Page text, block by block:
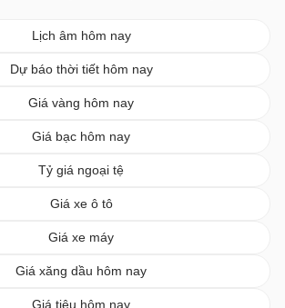
Lịch âm hôm nay
Dự báo thời tiết hôm nay
Giá vàng hôm nay
Giá bạc hôm nay
Tỷ giá ngoại tệ
Giá xe ô tô
Giá xe máy
Giá xăng dầu hôm nay
Giá tiêu hôm nay